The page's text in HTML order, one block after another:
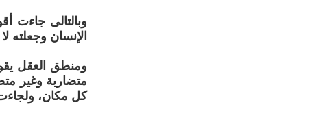
وبالتالى جاءت
الإنسان وجعلته
ومنطق العقل
متضاربة وغير
كل مكان،